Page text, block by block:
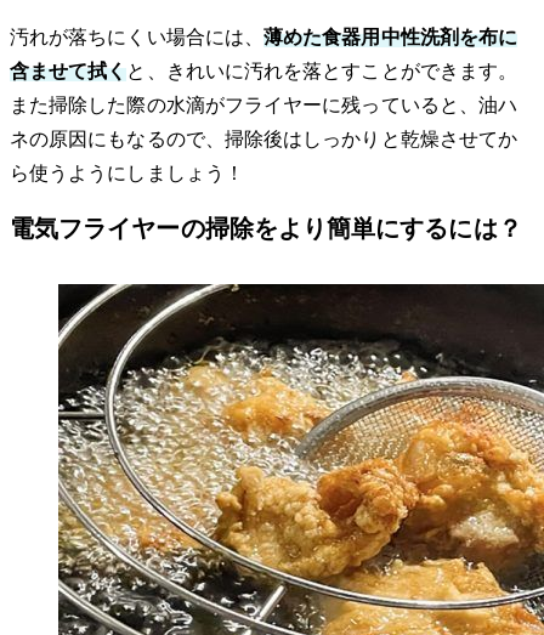
汚れが落ちにくい場合には、薄めた食器用中性洗剤を布に
含ませて拭くと、きれいに汚れを落とすことができます。
また掃除した際の水滴がフライヤーに残っていると、油ハ
ネの原因にもなるので、掃除後はしっかりと乾燥させてか
ら使うようにしましょう！
電気フライヤーの掃除をより簡単にするには？